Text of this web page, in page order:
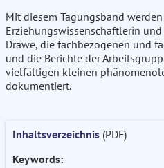
Mit diesem Tagungsband
Erziehungswissenschaftlerin
Drawe, die fachbezogenen und
und die Berichte der
vielfältigen kleinen
dokumentiert.
Inhaltsverzeichnis (PDF)
Keywords: